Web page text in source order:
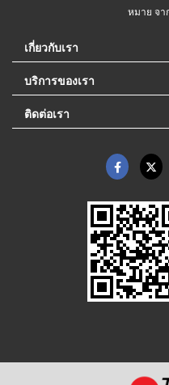
หมาย จ
เกี่ยวกับเรา
บริการของเรา
ติดต่อเรา